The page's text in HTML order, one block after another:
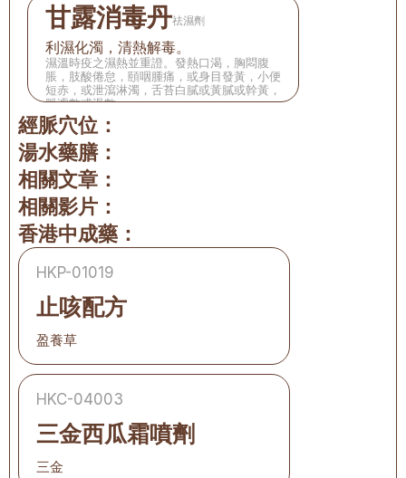
甘露消毒丹祛濕劑
利濕化濁，清熱解毒。
濕溫時疫之濕熱並重證。發熱口渴，胸悶腹
脹，肢酸倦怠，頤咽腫痛，或身目發黃，小便
短赤，或泄瀉淋濁，舌苔白膩或黃膩或幹黃，
脈濡數或滑數。
經脈穴位：
湯水藥膳：
相關文章：
相關影片：
香港中成藥：
HKP-01019
止咳配方
盈養草
HKC-04003
三金西瓜霜噴劑
三金